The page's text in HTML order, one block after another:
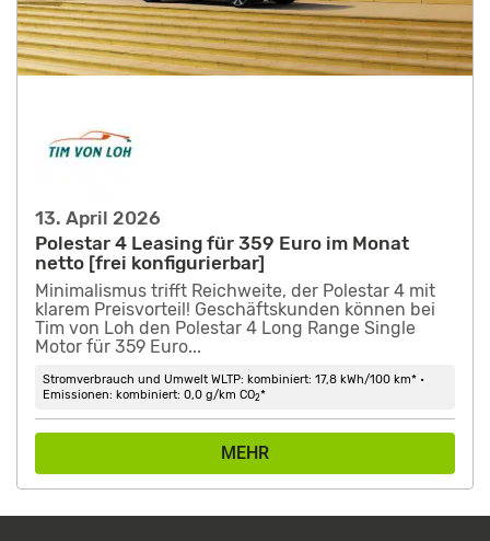
13. April 2026
Polestar 4 Leasing für 359 Euro im Monat
netto [frei konfigurierbar]
Minimalismus trifft Reichweite, der Polestar 4 mit
klarem Preisvorteil! Geschäftskunden können bei
Tim von Loh den Polestar 4 Long Range Single
Motor für 359 Euro...
Stromverbrauch und Umwelt WLTP: kombiniert: 17,8 kWh/100 km* •
Emissionen: kombiniert: 0,0 g/km CO2*
MEHR